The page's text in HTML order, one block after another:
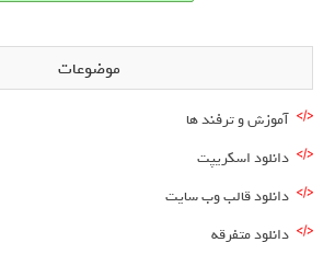
موضوعات
آموزش و ترفند ها
دانلود اسکریپت
دانلود قالب وب سایت
دانلود متفرقه